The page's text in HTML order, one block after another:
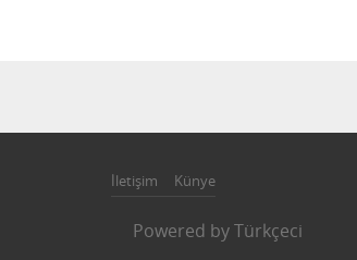
İletişim Künye
Powered byTürkçeci